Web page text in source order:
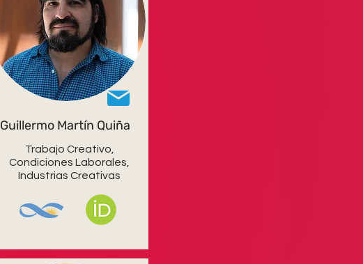
Guillermo Martín Quiña
Trabajo Creativo,
Condiciones Laborales,
Industrias Creativas